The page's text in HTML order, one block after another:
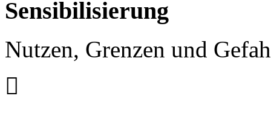
Sensibilisierung
Nutzen, Grenzen und